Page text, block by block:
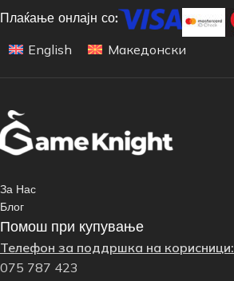
Плаќање онлајн со:
English
Македонски
За Нас
Блог
Помош при купување
Телефон за поддршка на корисници:
075 787 423